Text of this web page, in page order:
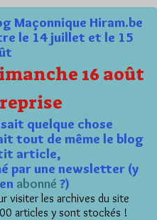
Maçonnique Hiram.be
le 14 juillet et le 15
16 août
quelque chose
tout de même le blog
article,
par une newsletter (y
abonné ?)
visiter les archives du site
articles y sont stockés !